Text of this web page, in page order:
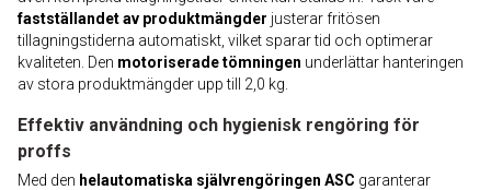
fastställandet av produktmängder justerar fritösen
tillagningstiderna automatiskt, vilket sparar tid och optimerar
kvaliteten. Den motoriserade tömningen underlättar hanteringen
av stora produktmängder upp till 2,0 kg.
Effektiv användning och hygienisk rengöring för
proffs
Med den helautomatiska självrengöringen ASC garanterar